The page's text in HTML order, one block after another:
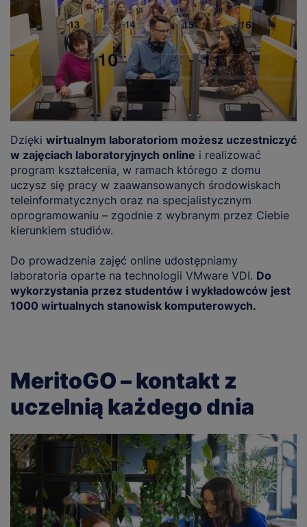
Dzięki wirtualnym laboratoriom możesz uczestniczyć
w zajęciach laboratoryjnych online i realizować
program kształcenia, w ramach którego z domu
uczysz się pracy w zaawansowanych środowiskach
teleinformatycznych oraz na specjalistycznym
oprogramowaniu – zgodnie z wybranym przez Ciebie
kierunkiem studiów.
Do prowadzenia zajęć online udostępniamy
laboratoria oparte na technologii VMware VDI. Do
wykorzystania przez studentów i wykładowców jest
1000 wirtualnych stanowisk komputerowych.
MeritoGO – kontakt z
uczelnią każdego dnia